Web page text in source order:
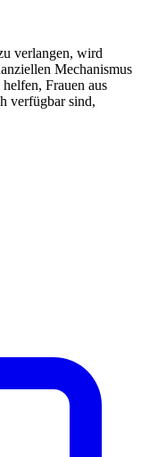
verlangen, wird
Mechanismus
Frauen aus
verfügbar sind,